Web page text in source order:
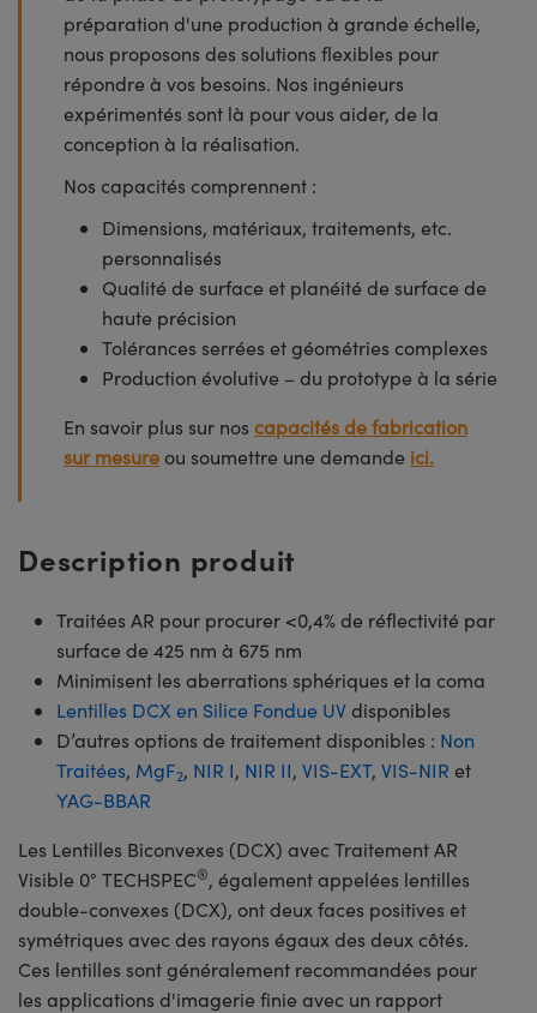
préparation d'une production à grande échelle,
nous proposons des solutions flexibles pour
répondre à vos besoins. Nos ingénieurs
expérimentés sont là pour vous aider, de la
conception à la réalisation.
Nos capacités comprennent :
Dimensions, matériaux, traitements, etc.
personnalisés
Qualité de surface et planéité de surface de
haute précision
Tolérances serrées et géométries complexes
Production évolutive – du prototype à la série
En savoir plus sur nos capacités de fabrication
sur mesure ou soumettre une demande ici.
Description produit
Traitées AR pour procurer <0,4% de réflectivité par
surface de 425 nm à 675 nm
Minimisent les aberrations sphériques et la coma
Lentilles DCX en Silice Fondue UV disponibles
D’autres options de traitement disponibles : Non
Traitées, MgF2, NIR I, NIR II, VIS-EXT, VIS-NIR et
YAG-BBAR
Les Lentilles Biconvexes (DCX) avec Traitement AR
Visible 0° TECHSPEC®, également appelées lentilles
double-convexes (DCX), ont deux faces positives et
symétriques avec des rayons égaux des deux côtés.
Ces lentilles sont généralement recommandées pour
les applications d'imagerie finie avec un rapport